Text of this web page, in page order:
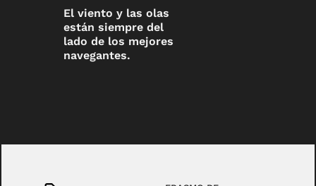
El viento y las olas
están siempre del
lado de los mejores
navegantes.